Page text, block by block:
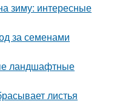
зиму: интересные
за семенами
ландшафтные
листья